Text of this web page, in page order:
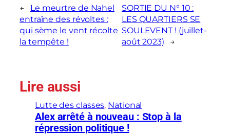
←
Le meurtre de Nahel
entraîne des révoltes :
qui sème le vent récolte
la tempête !
SORTIE DU N° 10 :
LES QUARTIERS SE
SOULEVENT ! (juillet-
août 2023)
→
Lire aussi
Lutte des classes, National
Alex arrêté à nouveau : Stop à la
répression politique !